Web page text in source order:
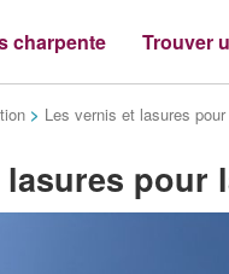
charpente Trouver
> Les vernis et lasures
pour